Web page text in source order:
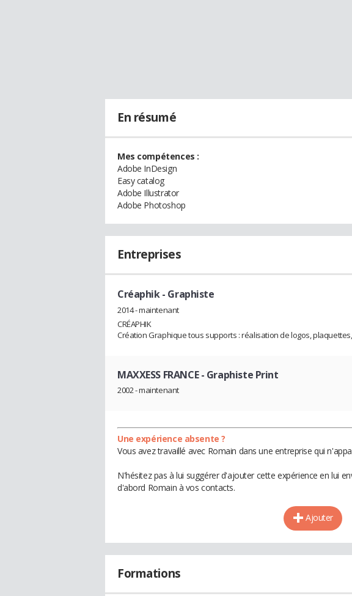
En résumé
Mes compétences :
Adobe InDesign
Easy catalog
Adobe Illustrator
Adobe Photoshop
Entreprises
Créaphik- Graphiste
2014 - maintenant
CRÉAPHIK
Création Graphique tous supports : réalisation de logos,
MAXXESS FRANCE- Graphiste Print
2002 - maintenant
Une expérience absente ?
Vous avez travaillé avec Romain dans une entreprise qui
N'hésitez pas à lui suggérer d'ajouter cette expérience en lui
d'abord Romain à vos contacts.
Ajouter
Formations